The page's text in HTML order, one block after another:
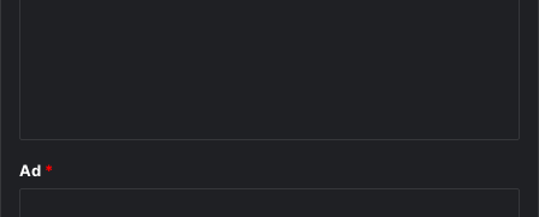
Ad *